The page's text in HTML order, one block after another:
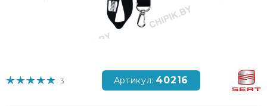
3 Артикул: 40216